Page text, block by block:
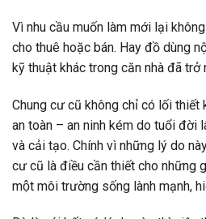
Vì nhu cầu muốn làm mới lại
cho thuê hoặc bán. Hay đồ dùng
kỹ thuật khác trong căn nhà đã trở
Chung cư cũ không chỉ có lối thiết
an toàn – an ninh kém do tuổi đời
và cải tạo. Chính vì những lý do
cư cũ là điều cần thiết cho những
một môi trường sống lành mạnh,